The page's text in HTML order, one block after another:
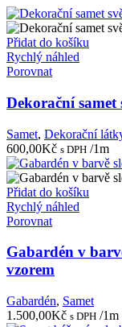
Přidat do košíku
Rychlý náhled
Porovnat
Dekorační samet
Samet, Dekorační
600,00Kč s DPH /1m
Přidat do košíku
Rychlý náhled
Porovnat
Gabardén v
vzorem
Gabardén, Samet
1.500,00Kč s DPH /1m